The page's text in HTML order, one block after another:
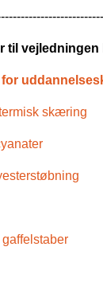
til vejledningen
skæring